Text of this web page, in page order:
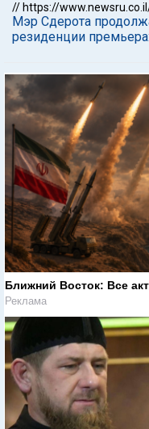
// https://
Мэр Сдерота
резиденции
Ближний Восток: Все
Реклама